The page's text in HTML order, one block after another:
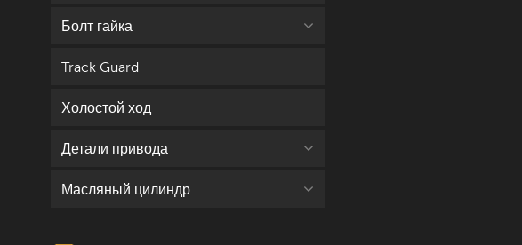
Болт гайка
Track Guard
Холостой ход
Детали привода
Масляный цилиндр